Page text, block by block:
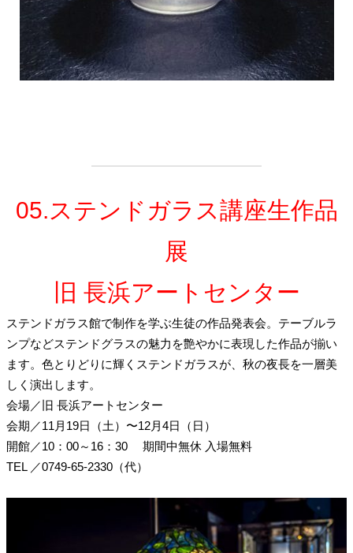
05.ステンドガラス講座生作品
展
旧 長浜アートセンター
ステンドガラス館で制作を学ぶ生徒の作品発表会。テーブルラ
ンプなどステンドグラスの魅力を艶やかに表現した作品が揃い
ます。色とりどりに輝くステンドガラスが、秋の夜長を一層美
しく演出します。
会場／ 旧 長浜アートセンター
会期 ／11月19日（土）〜12月4日（日）
開館／10：00～16：30 期間中無休 入場無料
TEL ／0749-65-2330（代）